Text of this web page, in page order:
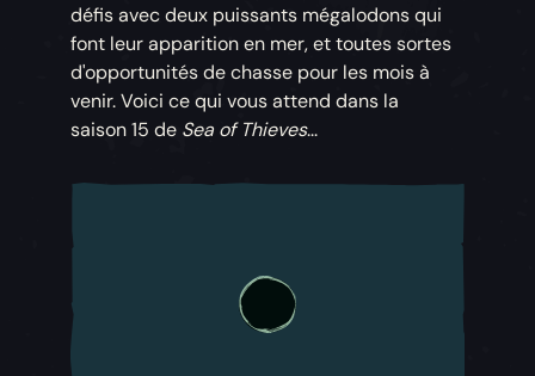
défis avec deux puissants mégalodons qui
font leur apparition en mer, et toutes sortes
d'opportunités de chasse pour les mois à
venir. Voici ce qui vous attend dans la
saison 15 de Sea of Thieves...